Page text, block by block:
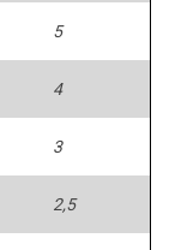
5
4
3
2,5